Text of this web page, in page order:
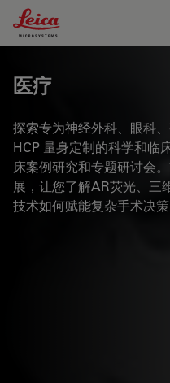
Leica Microsystems Logo
医疗
探索专为神经外科、眼科
HCP 量身定制的科学和临
床案例研究和专题研讨会
展，让您了解AR荧光、三
技术如何赋能复杂手术决策